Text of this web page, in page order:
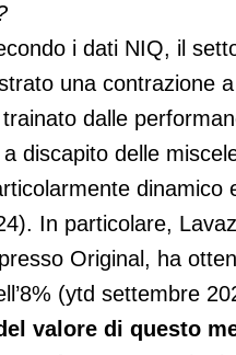
i dati NIQ, il
una contrazione
dalle
discapito delle
dinamico
In particolare,
Original, ha
(ytd settembre
valore di questo